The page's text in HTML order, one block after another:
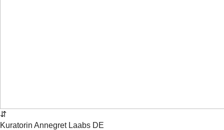
⇵
Kuratorin Annegret Laabs DE